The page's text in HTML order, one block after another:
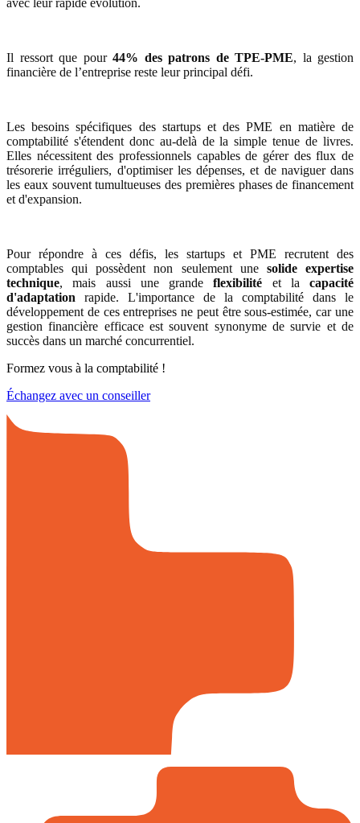
avec leur rapide évolution.
Il ressort que pour 44% des patrons de TPE-PME, la gestion
financière de l’entreprise reste leur principal défi.
Les besoins spécifiques des startups et des PME en matière de
comptabilité s'étendent donc au-delà de la simple tenue de livres.
Elles nécessitent des professionnels capables de gérer des flux de
trésorerie irréguliers, d'optimiser les dépenses, et de naviguer dans
les eaux souvent tumultueuses des premières phases de financement
et d'expansion.
Pour répondre à ces défis, les startups et PME recrutent des
comptables qui possèdent non seulement une solide expertise
technique, mais aussi une grandeflexibilité et la capacité
d'adaptation rapide. L'importance de la comptabilité dans le
développement de ces entreprises ne peut être sous-estimée, car une
gestion financière efficace est souvent synonyme de survie et de
succès dans un marché concurrentiel.
Formez vous à la comptabilité !
Échangez avec un conseiller